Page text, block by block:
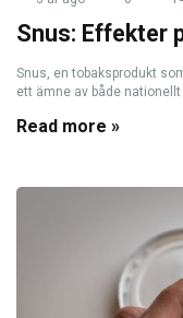
Snus: Effekter
Snus, en tobaksprodukt
ett ämne av både nationellt
Read more »